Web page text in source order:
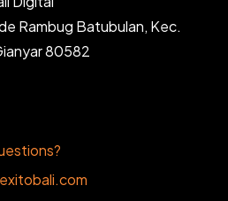
Rambug Batubulan, Kec.
80582